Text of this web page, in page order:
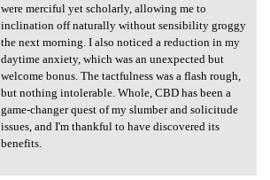
were merciful yet scholarly, allowing me to
inclination off naturally without sensibility groggy
the next morning. I also noticed a reduction in my
daytime anxiety, which was an unexpected but
welcome bonus. The tactfulness was a flash rough,
but nothing intolerable. Whole, CBD has been a
game-changer quest of my slumber and solicitude
issues, and I'm thankful to have discovered its
benefits.